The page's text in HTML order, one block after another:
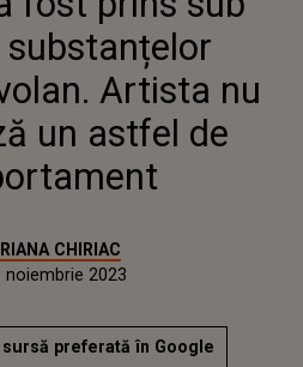
DE COMPORTAMENT
Artista nu
un astfel de
CHIRIAC
noiembrie 2023
preferată în Google